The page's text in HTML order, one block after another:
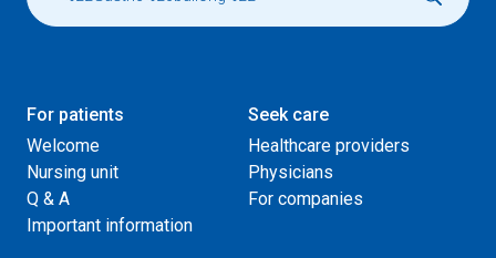
For patients
Welcome
Nursing unit
Q & A
Important information
Seek care
Healthcare providers
Physicians
For companies